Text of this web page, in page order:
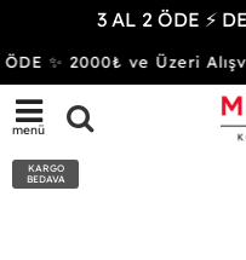
3 AL 2 ÖDE ⚡
✨ 2000₺ ve Üzeri
menü
KARGO
BEDAVA